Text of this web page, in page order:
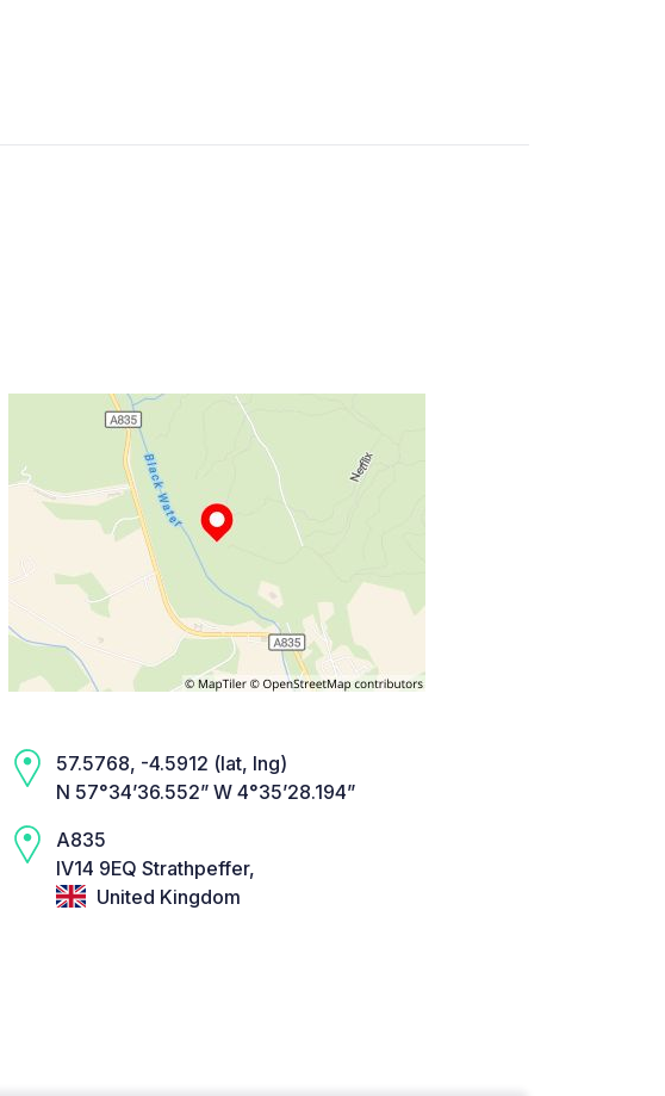
57.5768, -4.5912 (lat, lng)
N 57°34’36.552” W 4°35’28.194”
A835
IV14 9EQ Strathpeffer,
United Kingdom